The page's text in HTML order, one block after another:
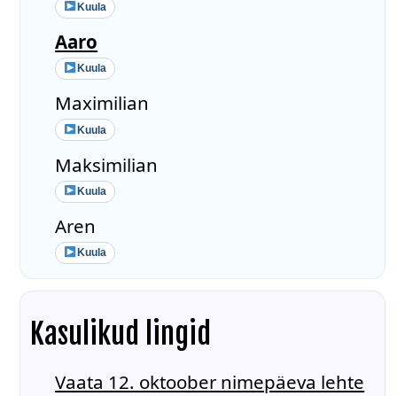
Kuula
Aaro
Kuula
Maximilian
Kuula
Maksimilian
Kuula
Aren
Kuula
Kasulikud lingid
Vaata 12. oktoober nimepäeva lehte